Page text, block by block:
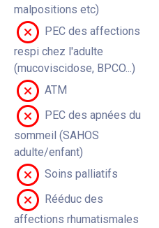
malpositions etc)
PEC des affections
respi chez l'adulte
(mucoviscidose, BPCO...)
ATM
PEC des apnées du
sommeil (SAHOS
adulte/enfant)
Soins palliatifs
Rééduc des
affections rhumatismales